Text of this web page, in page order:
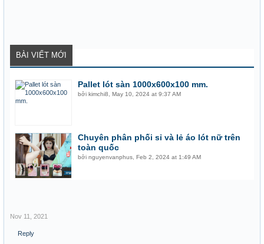
BÀI VIẾT MỚI
Pallet lót sàn 1000x600x100 mm.
bởikimchi8 ,May 10, 2024 at 9:37 AM
Chuyên phân phối sỉ và lẻ áo lót nữ trên
toàn quốc
bởinguyenvanphus ,Feb 2, 2024 at 1:49 AM
Nov 11, 2021
Reply